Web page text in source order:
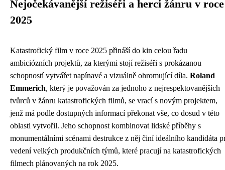
Nejočekávanější režiséři a herci žánru v roce
2025
Katastrofický film v roce 2025 přináší do kin celou řadu
ambiciózních projektů, za kterými stojí režiséři s prokázanou
schopností vytvářet napínavé a vizuálně ohromující díla. Roland
Emmerich, který je považován za jednoho z nejrespektovanějších
tvůrců v žánru katastrofických filmů, se vrací s novým projektem,
jenž má podle dostupných informací překonat vše, co dosud v této
oblasti vytvořil. Jeho schopnost kombinovat lidské příběhy s
monumentálními scénami destrukce z něj činí ideálního kandidáta
vedení velkých produkčních týmů, které pracují na katastrofických
filmech plánovaných na rok 2025.